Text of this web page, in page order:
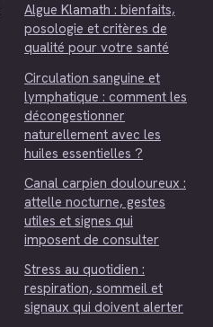
Algue Klamath : bienfaits,
posologie et critères de
qualité pour votre santé
Circulation sanguine et
lymphatique : comment les
décongestionner
naturellement avec les
huiles essentielles ?
Canal carpien douloureux :
attelle nocturne, gestes
utiles et signes qui
imposent de consulter
Stress au quotidien :
respiration, sommeil et
signaux qui doivent alerter